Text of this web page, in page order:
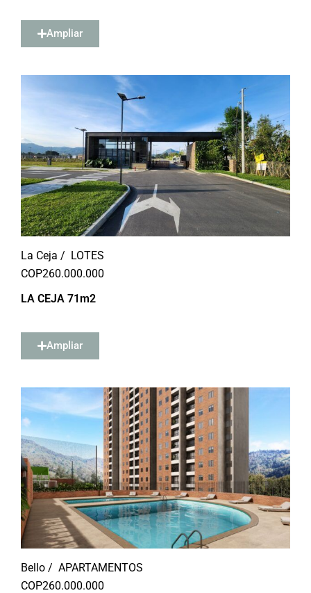
Ampliar
La Ceja / LOTES
COP260.000.000
LA CEJA 71m2
Ampliar
Bello / APARTAMENTOS
COP260.000.000